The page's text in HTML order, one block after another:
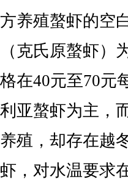
方养殖螯虾的空
（克氏原螯虾
格在40元至70元
利亚螯虾为主，
养殖，却存在越
虾，对水温要求